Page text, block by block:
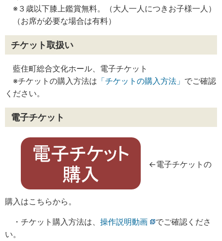
※３歳以下膝上鑑賞無料。（大人一人につきお子様一人）
（お席が必要な場合は有料）
チケット取扱い
藍住町総合文化ホール、電子チケット
※チケットの購入方法は 「チケットの購入方法」 でご確認
ください。
電子チケット
←電子チケットの
購入はこちらから。
・チケット購入方法は、 操作説明動画
でご確認くださ
い。